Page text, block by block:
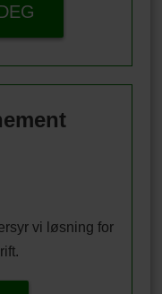
vi løsning for